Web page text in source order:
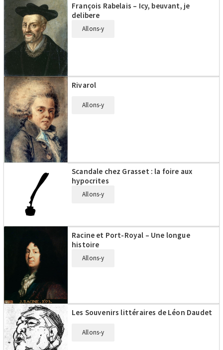
François Rabelais – Icy, beuvant, je
delibere
Allons-y
Rivarol
Allons-y
Scandale chez Grasset : la foire aux
hypocrites
Allons-y
Racine et Port-Royal – Une longue
histoire
Allons-y
Les Souvenirs littéraires de Léon Daudet
Allons-y